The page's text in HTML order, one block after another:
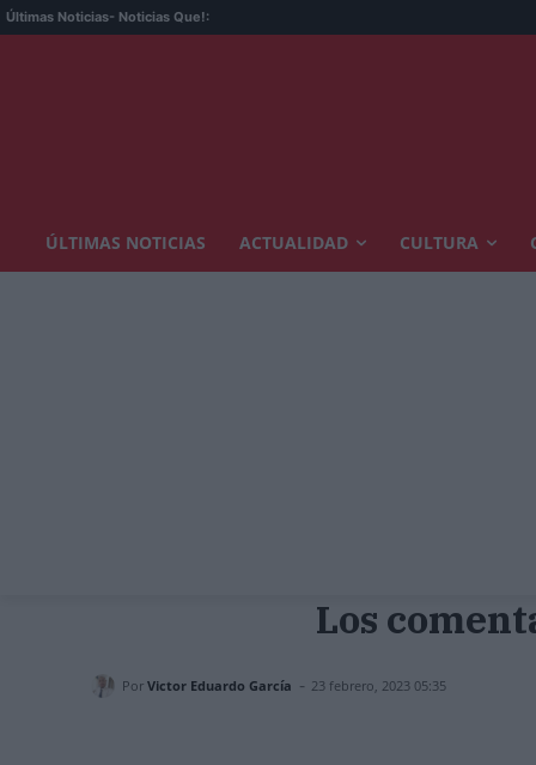
Últimas Noticias- Noticias Que!:
ÚLTIMAS NOTICIAS ACTUALIDAD CULTURA
Los
Por Victor Eduardo García - 23 febrero, 2023 05:35